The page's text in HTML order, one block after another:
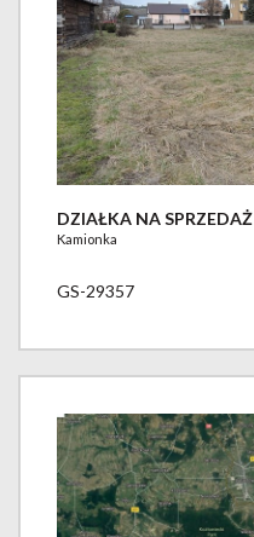
DZIAŁKA NA SPRZEDAŻ
Kamionka
GS-29357